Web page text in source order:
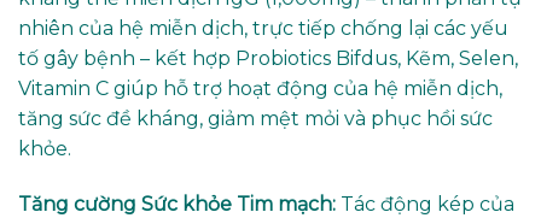
nhiên của hệ miễn dịch, trực tiếp chống lại các yếu
tố gây bệnh – kết hợp Probiotics Bifdus, Kẽm, Selen,
Vitamin C giúp hỗ trợ hoạt động của hệ miễn dịch,
tăng sức đề kháng, giảm mệt mỏi và phục hồi sức
khỏe.
Tăng cường Sức khỏe Tim mạch: Tác động kép của